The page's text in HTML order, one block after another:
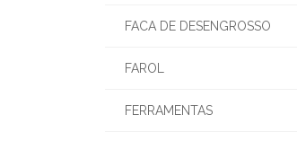
EXTRATORAS DE CARPETE
FACA DE DESENGROSSO
FAROL